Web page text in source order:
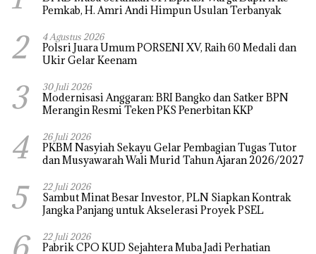
Pemkab, H. Amri Andi Himpun Usulan Terbanyak
2 4 Agustus 2026
Polsri Juara Umum PORSENI XV, Raih 60 Medali dan
Ukir Gelar Keenam
3 30 Juli 2026
Modernisasi Anggaran: BRI Bangko dan Satker BPN
Merangin Resmi Teken PKS Penerbitan KKP
4 26 Juli 2026
PKBM Nasyiah Sekayu Gelar Pembagian Tugas Tutor
dan Musyawarah Wali Murid Tahun Ajaran 2026/2027
5 22 Juli 2026
Sambut Minat Besar Investor, PLN Siapkan Kontrak
Jangka Panjang untuk Akselerasi Proyek PSEL
22 Juli 2026
Pabrik CPO KUD Sejahtera Muba Jadi Perhatian